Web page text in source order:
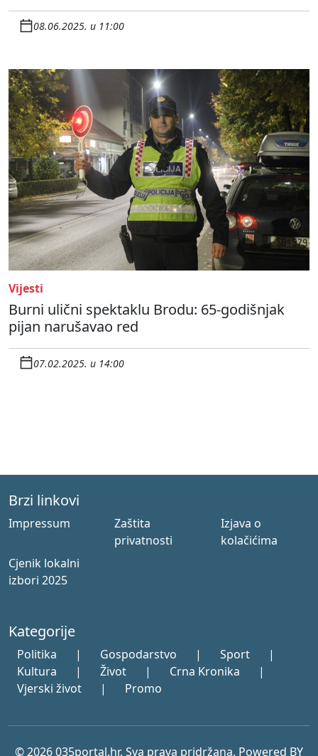
08.06.2025. u 11:00
Vijesti
Burni ulični spektaklu Brodu: 65-godišnjak
pijan narušavao red
07.02.2025. u 14:00
Brzi linkovi
Impressum
Zaštita
privatnosti
Izjava o
kolačićima
Cjenik lokalni
izbori 2025
Kategorije
Politika | Gospodarstvo | Sport
|
Kultura
| Život | Crna Kronika
|
Vjerski život
| Promo
© 2026 035portal.hr. Sva prava pridržana. Powered BY